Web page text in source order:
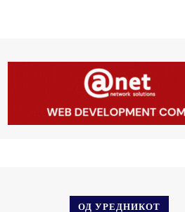
ОД УРЕДНИКОТ